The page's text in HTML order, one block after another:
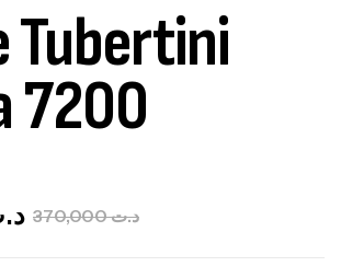
Tubertini
7200
د.ت370,000